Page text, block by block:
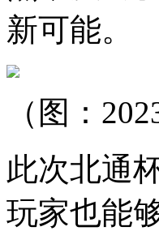
新可能。
（图：
此次北通
玩家也能